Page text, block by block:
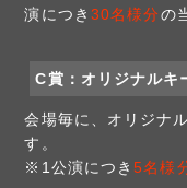
演につき 30名様分の
C賞：オリジナルキ
会場毎に、オリジナ
す。
※1公演につき 5名様